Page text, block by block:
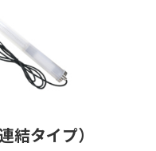
結タイプ）